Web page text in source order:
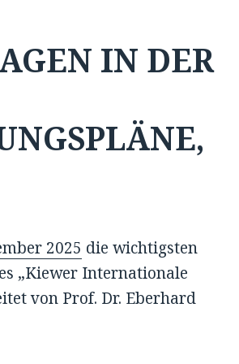
IN DER
2025 die wichtigsten
„Kiewer Internationale
von Prof. Dr. Eberhard